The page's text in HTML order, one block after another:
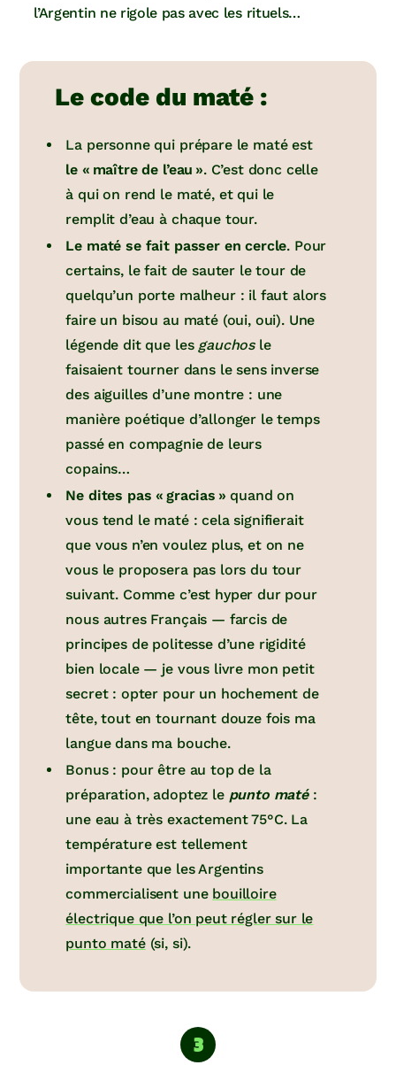
l’Argentin ne rigole pas avec les rituels…
Le code du maté :
La personne qui prépare le maté est
le « maître de l’eau ». C’est donc celle
à qui on rend le maté, et qui le
remplit d’eau à chaque tour.
Le maté se fait passer en cercle. Pour
certains, le fait de sauter le tour de
quelqu’un porte malheur : il faut alors
faire un bisou au maté (oui, oui). Une
légende dit que les gauchosle
faisaient tourner dans le sens inverse
des aiguilles d’une montre : une
manière poétique d’allonger le temps
passé en compagnie de leurs
copains…
Ne dites pas « gracias » quand on
vous tend le maté : cela signifierait
que vous n’en voulez plus, et on ne
vous le proposera pas lors du tour
suivant. Comme c’est hyper dur pour
nous autres Français — farcis de
principes de politesse d’une rigidité
bien locale — je vous livre mon petit
secret : opter pour un hochement de
tête, tout en tournant douze fois ma
langue dans ma bouche.
Bonus : pour être au top de la
préparation, adoptez le punto maté:
une eau à très exactement 75°C. La
température est tellement
importante que les Argentins
commercialisent une bouilloire
électrique que l’on peut régler sur le
punto maté(si, si).